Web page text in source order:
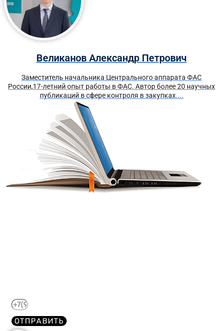
Великанов Александр Петрович
Заместитель начальника Центрального аппарата ФАС
России,17-летний опыт работы в ФАС. Автор более 20 научных
публикаций в сфере контроля в закупках....
ОТПРАВИТЬ